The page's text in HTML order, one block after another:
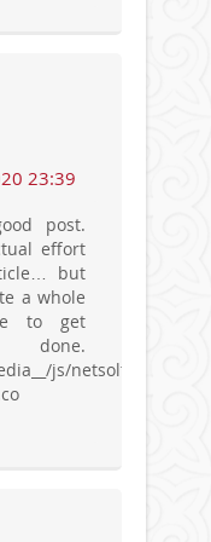
23:39
post.
effort
but
a whole
to get
js/